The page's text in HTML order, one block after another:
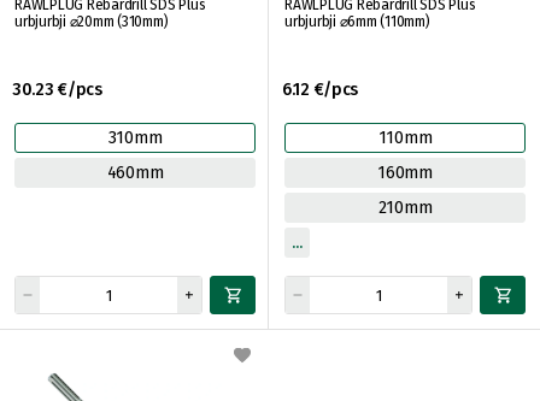
RAWLPLUG Rebardrill SDS Plus
urbjurbji ⌀20mm (310mm)
30.23 €/pcs
310mm
460mm
RAWLPLUG Rebardrill SDS Plus
urbjurbji ⌀6mm (110mm)
6.12 €/pcs
110mm
160mm
210mm